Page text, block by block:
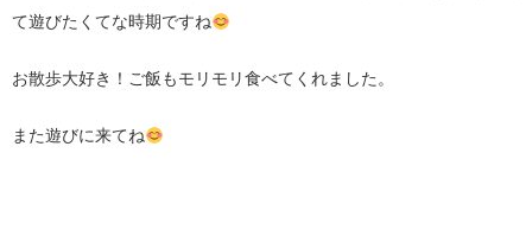
て遊びたくてな時期ですね
お散歩大好き！ご飯もモリモリ食べてくれました。
また遊びに来てね